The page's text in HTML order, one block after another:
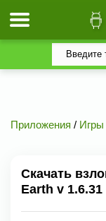
Приложения / Игры
Скачать
Earth v